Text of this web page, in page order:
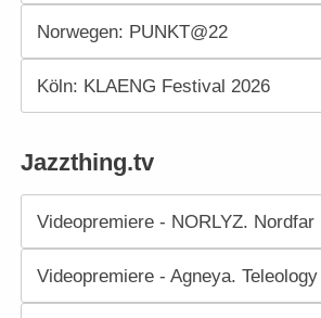
Norwegen: PUNKT@22
Köln: KLAENG Festival 2026
Jazzthing.tv
Videopremiere - NORLYZ. Nordfar
Videopremiere - Agneya. Teleology